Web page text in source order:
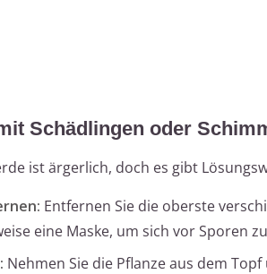
Schädlingen oder
ist ärgerlich, doch es gibt
Entfernen Sie die oberste
eine Maske, um sich vor Sporen
Nehmen Sie die Pflanze aus dem